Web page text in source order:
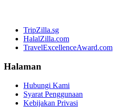
TripZilla.sg
HalalZilla.com
TravelExcellenceAward.com
Halaman
Hubungi Kami
Syarat Penggunaan
Kebijakan Privasi